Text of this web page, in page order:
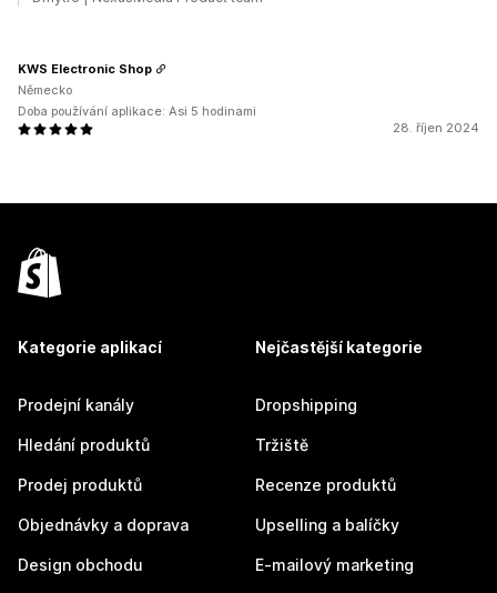
28. říjen 2024
KWS Electronic Shop
Německo
Doba používání aplikace: Asi 5 hodinami
Kategorie aplikací
Prodejní kanály
Hledání produktů
Prodej produktů
Objednávky a doprava
Design obchodu
Nejčastější kategorie
Dropshipping
Tržiště
Recenze produktů
Upselling a balíčky
E-mailový marketing